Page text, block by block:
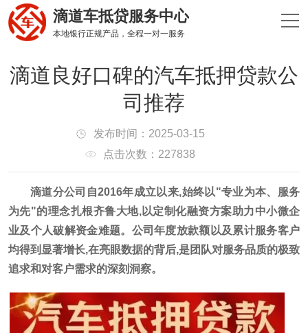
滴道车抵贷服务中心
本地银行正规产品，全程一对一服务
滴道良好口碑的汽车抵押贷款公
司推荐
发布时间：2025-03-15
点击次数：227838
滴道分公司自2016年成立以来,始终以"专业为本、服务
为先"的理念扎根齐鲁大地,以定制化融资方案助力中小微企
业及个人破解资金难题。公司年度放款额以及累计服务客户
均得到显著增长,在亮眼数据的背后,是团队对服务品质的极致
追求和对客户需求的深刻洞察。